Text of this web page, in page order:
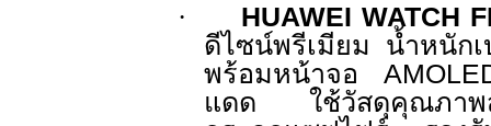
·
HUAWEI WATCH
ดีไซน์พรีเมียม น้ำหนัก
พร้อมหน้าจอ
แดด ใช้วัสดุคุณภาพสู